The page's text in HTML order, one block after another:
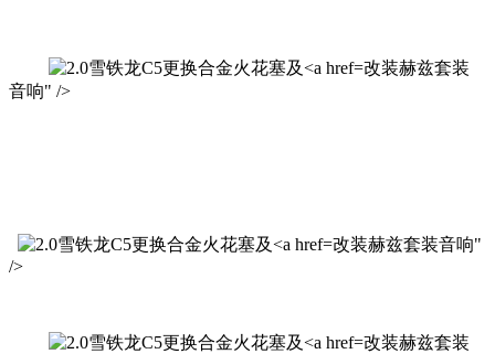
改装赫兹套装
音响" />
改装赫兹套装音响"
/>
改装赫兹套装